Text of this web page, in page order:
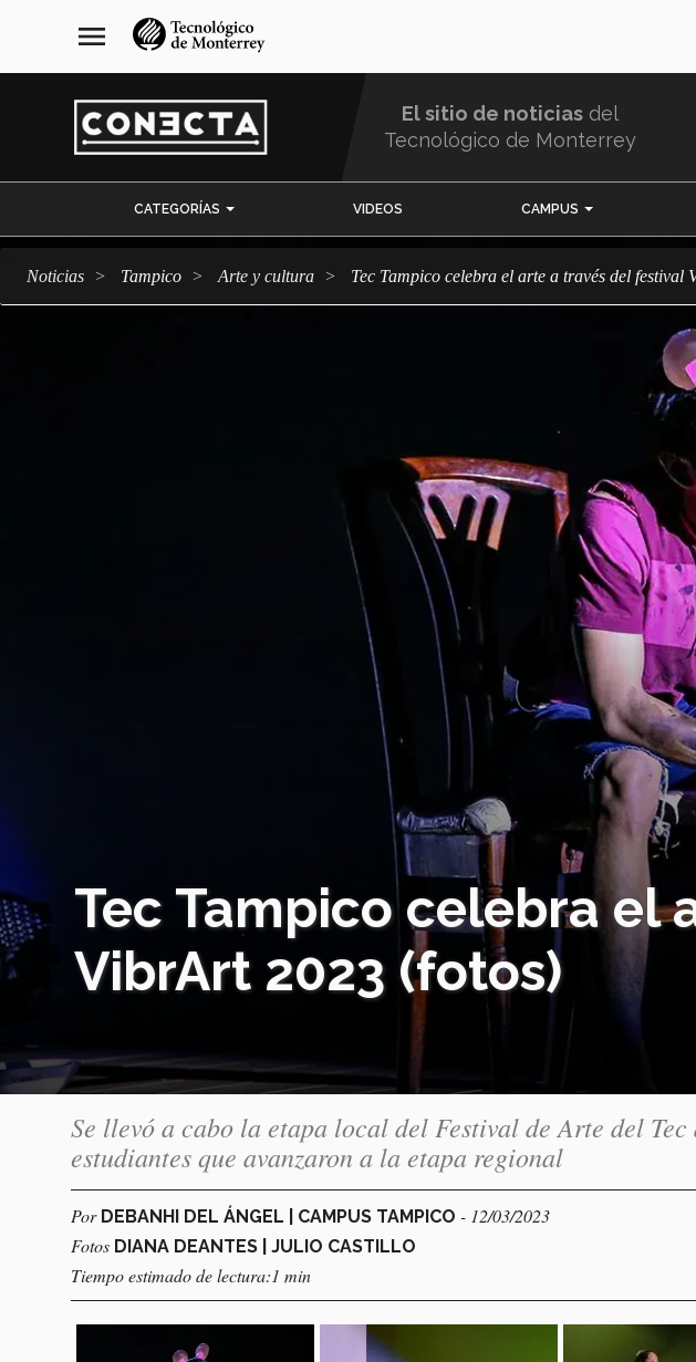
navegación
principal
menu
El sitio de noticias del
Tecnológico de Monterrey
CATEGORÍAS VIDEOS CAMPUS
Noticias Tampico arte y cultura Tec Tampico celebra el arte a través del festival
Tec Tampico celebra el
VibrArt 2023 (fotos)
Se llevó a cabo la etapa local del Festival de Arte del
estudiantes que avanzaron a la etapa regional
Por DEBANHI DEL ÁNGEL | CAMPUS TAMPICO - 12/03/2023
Fotos DIANA DEANTES | JULIO CASTILLO
Tiempo estimado de lectura:1 min